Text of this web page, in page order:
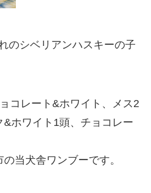
のシベリアンハスキーの子
コレート&ホワイト、メス2
ホワイト1頭、チョコレー
当犬舎ワンブーです。